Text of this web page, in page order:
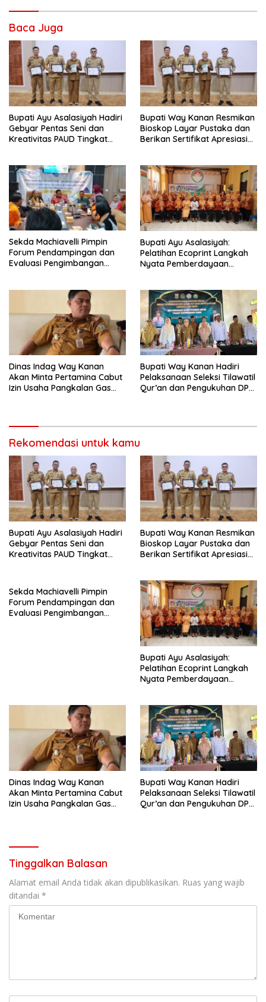
Baca Juga
Bupati Ayu Asalasiyah Hadiri
Gebyar Pentas Seni dan
Kreativitas PAUD Tingkat
Bupati Way Kanan Resmikan
Bioskop Layar Pustaka dan
Berikan Sertifikat Apresiasi
Sekda Machiavelli Pimpin
Forum Pendampingan dan
Evaluasi Pengimbangan
Bupati Ayu Asalasiyah:
Pelatihan Ecoprint Langkah
Nyata Pemberdayaan
Dinas Indag Way Kanan
Akan Minta Pertamina Cabut
Izin Usaha Pangkalan Gas
Bupati Way Kanan Hadiri
Pelaksanaan Seleksi Tilawatil
Qur’an dan Pengukuhan DPD
Rekomendasi untuk kamu
Bupati Ayu Asalasiyah Hadiri
Gebyar Pentas Seni dan
Kreativitas PAUD Tingkat
Bupati Way Kanan Resmikan
Bioskop Layar Pustaka dan
Berikan Sertifikat Apresiasi
Sekda Machiavelli Pimpin
Forum Pendampingan dan
Evaluasi Pengimbangan
Bupati Ayu Asalasiyah:
Pelatihan Ecoprint Langkah
Nyata Pemberdayaan
Dinas Indag Way Kanan
Akan Minta Pertamina Cabut
Izin Usaha Pangkalan Gas
Bupati Way Kanan Hadiri
Pelaksanaan Seleksi Tilawatil
Qur’an dan Pengukuhan DPD
Tinggalkan Balasan
Alamat email Anda tidak akan dipublikasikan. Ruas yang wajib
ditandai *